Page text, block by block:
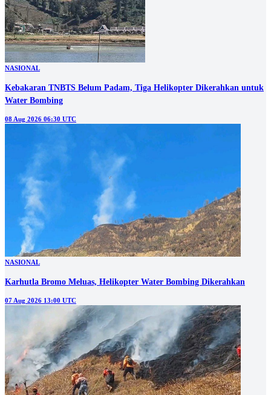
NASIONAL
Kebakaran TNBTS Belum Padam, Tiga Helikopter Dikerahkan untuk
Water Bombing
08 Aug 2026 06:30 UTC
NASIONAL
Karhutla Bromo Meluas, Helikopter Water Bombing Dikerahkan
07 Aug 2026 13:00 UTC